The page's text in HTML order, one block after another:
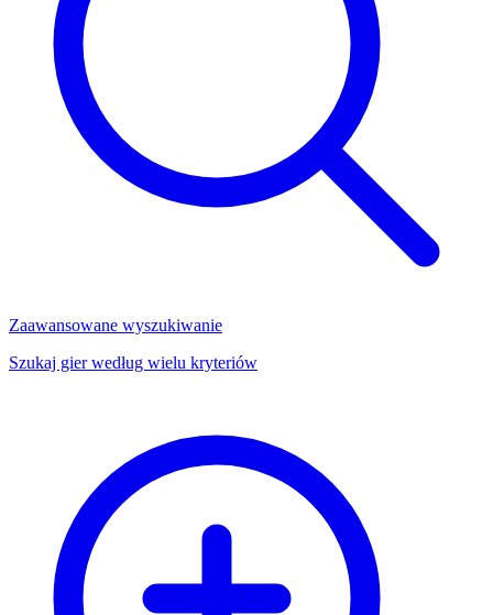
Zaawansowane wyszukiwanie
Szukaj gier według wielu kryteriów